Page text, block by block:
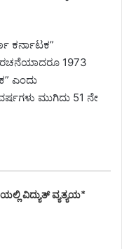
ಕರ್ನಾಟಕ”
ರಚನೆಯಾದರೂ 1973
ಎಂದು
ಮುಗಿದು 51 ನೇ
ವಿದ್ಯುತ್ ವ್ಯತ್ಯಯ*